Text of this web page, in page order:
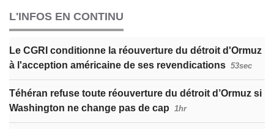
L'INFOS EN CONTINU
Le CGRI conditionne la réouverture du détroit d'Ormuz
à l'acception américaine de ses revendications 53sec
Téhéran refuse toute réouverture du détroit d’Ormuz si
Washington ne change pas de cap 1hr